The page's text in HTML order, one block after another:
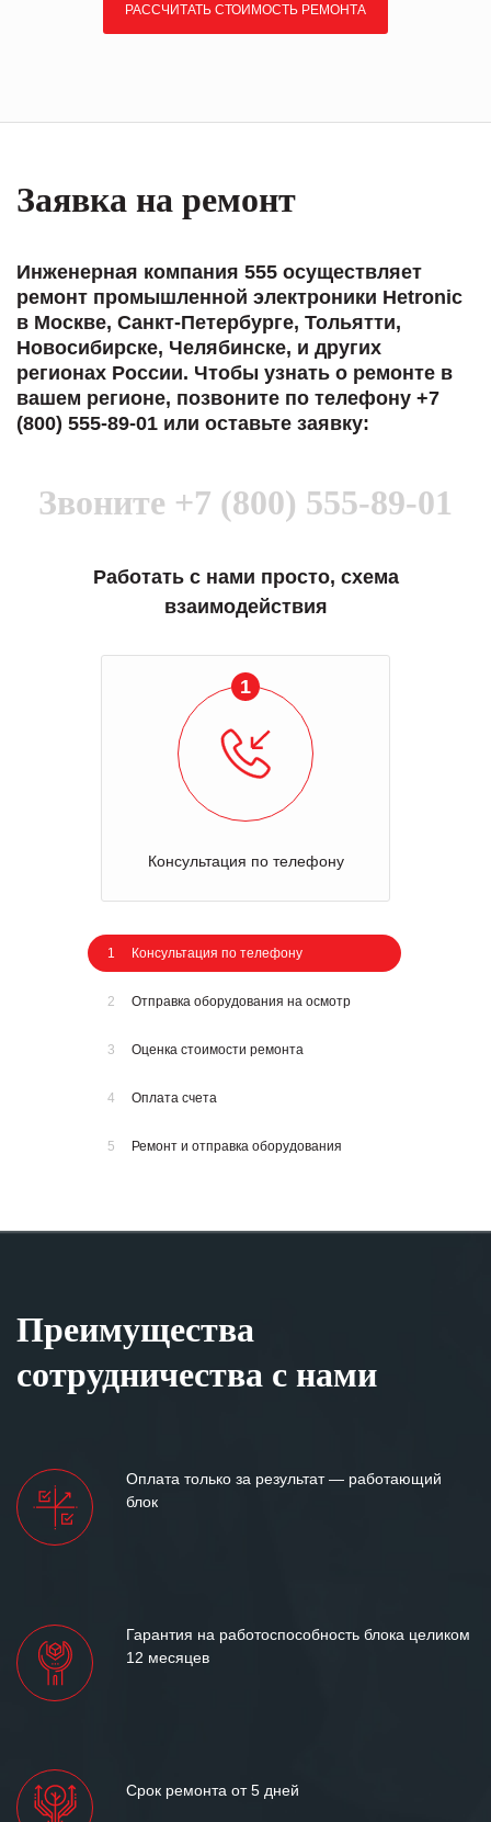
РАССЧИТАТЬ СТОИМОСТЬ РЕМОНТА
Заявка на ремонт
Инженерная компания 555 осуществляет
ремонт промышленной электроники Hetronic
в Москве, Санкт-Петербурге, Тольятти,
Новосибирске, Челябинске, и других
регионах России. Чтобы узнать о ремонте в
вашем регионе, позвоните по телефону +7
(800) 555-89-01 или оставьте заявку:
Звоните +7 (800) 555-89-01
Работать с нами просто, схема
взаимодействия
1
Консультация по телефону
1 Консультация по телефону
2 Отправка оборудования на осмотр
3 Оценка стоимости ремонта
4 Оплата счета
5 Ремонт и отправка оборудования
Преимущества
сотрудничества с нами
Оплата только за результат — работающий
блок
Гарантия на работоспособность блока целиком
12 месяцев
Срок ремонта от 5 дней